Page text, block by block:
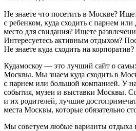
Не знаете что посетить в Москве?
с ребенком, куда сходить с парнем
место для свидания? Ищете
Интересуетесь активным отдыхом?
Не знаете куда сходить на
Кудамоскоу — это лучший сайт о
Москвы. Мы знаем куда сходить в
с парнем или большой компанией. У
события, музеи и выставки Москвы.
и их родителей, лучшие
места Москвы, которые обязательно
Мы советуем любые варианты